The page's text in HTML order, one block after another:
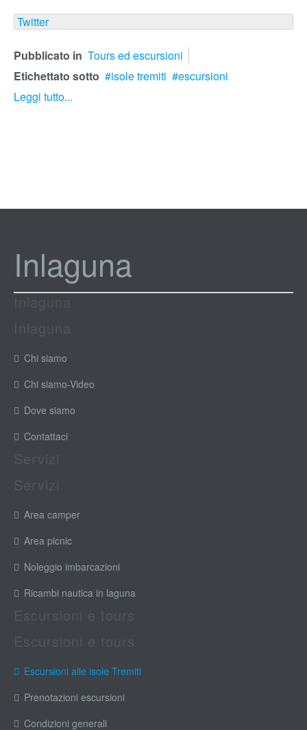
Twitter
Pubblicato in Tours ed escursioni
Etichettato sotto
isole tremiti
escursioni
Leggi tutto...
Inlaguna
Chi siamo
Chi siamo-Video
Dove siamo
Contattaci
Area camper
Area picnic
Noleggio imbarcazioni
Ricambi nautica in laguna
Escursioni alle isole Tremiti
Prenotazioni escursioni
Condizioni generali